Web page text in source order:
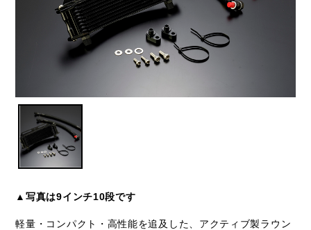
▲写真は9インチ10段です
軽量・コンパクト・高性能を追及した、アクティブ製ラウン